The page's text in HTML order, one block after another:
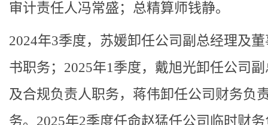
审计责任人冯常盛；总精算师钱静。
2024年3季度，苏媛卸任公司副总经理及
书职务；2025年1季度，戴旭光卸任公司
及合规负责人职务，蒋伟卸任公司财务负
务。2025年2季度任命赵猛任公司临时财